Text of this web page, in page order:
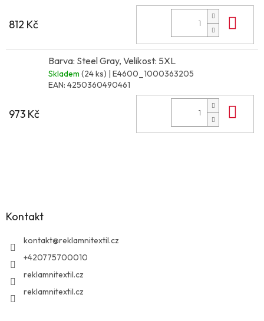
812 Kč
Barva: Steel Gray, Velikost: 5XL
Skladem (24 ks) | E4600_1000363205
EAN: 4250360490461
973 Kč
Kontakt
kontakt@reklamnitextil.cz
+420775700010
reklamnitextil.cz
reklamnitextil.cz